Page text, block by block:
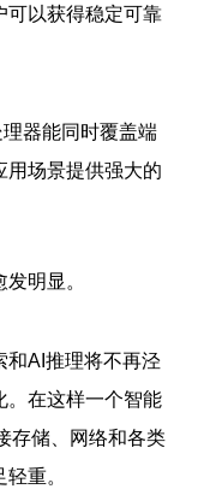
可以获得稳定可靠
器能同时覆盖端
用场景提供强大的
明显。
和AI推理将不再泾
在这样一个智能
存储、网络和各类
重。